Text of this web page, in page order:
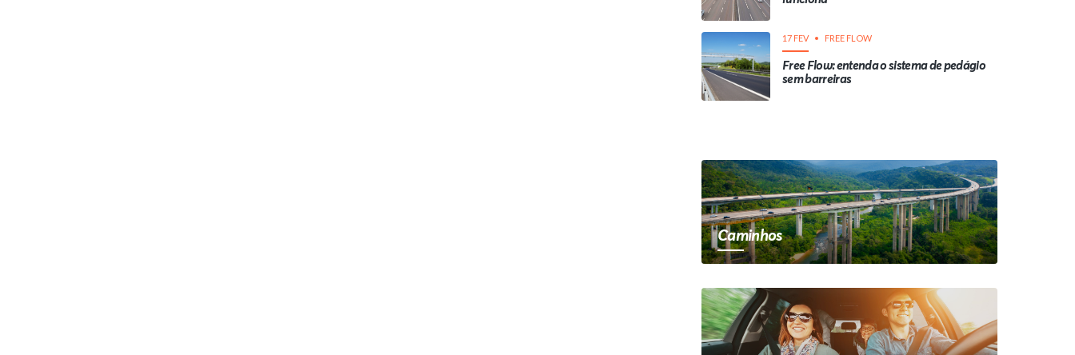
17 FEV FREE FLOW
Free Flow: entenda o sistema de pedágio
sem barreiras
Caminhos